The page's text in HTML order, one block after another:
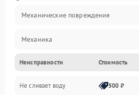
Механические повреждения
Механика
Управление
Электропитание
Неисправности Стоимость
Не сливает воду 500 ₽